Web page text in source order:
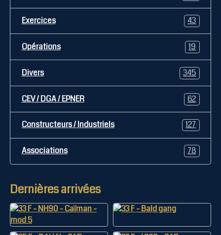
Exercices 43
Opérations 19
Divers 345
CEV / DGA / EPNER 62
Constructeurs / Industriels 127
Associations 78
Dernières arrivées